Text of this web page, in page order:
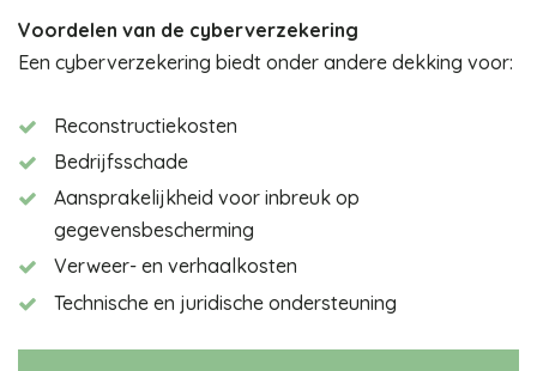
Voordelen van de cyberverzekering
Een cyberverzekering biedt onder andere dekking voor:
Reconstructiekosten
Bedrijfsschade
Aansprakelijkheid voor inbreuk op
gegevensbescherming
Verweer- en verhaalkosten
Technische en juridische ondersteuning